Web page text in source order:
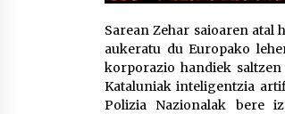
Sarean Zehar saioaren
aukeratu du Europako
korporazio handiek
Kataluniak inteligentzia
Polizia Nazionalak bere